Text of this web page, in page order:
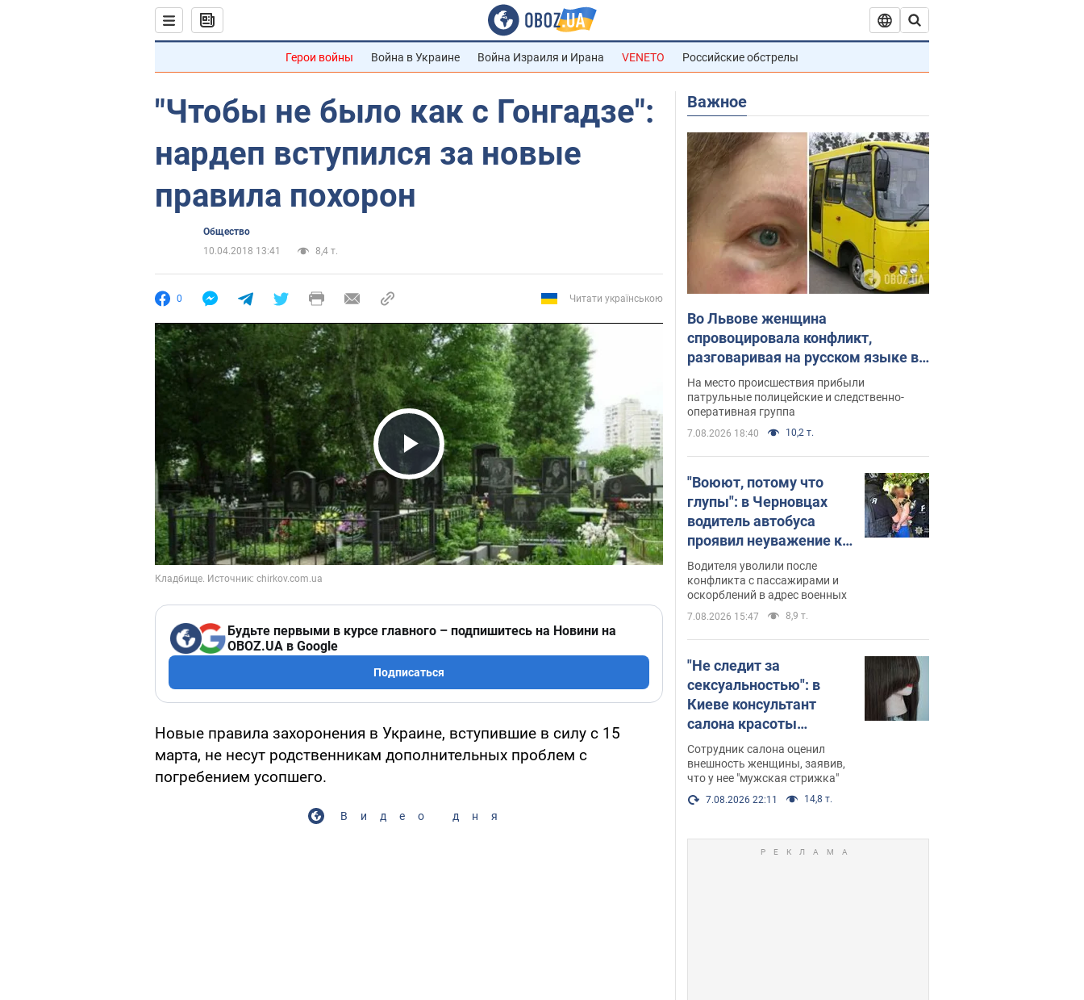
Герои войны Война в Украине Война Израиля и Ирана VENETO Российские обстрелы
"Чтобы не было как с Гонгадзе":
нардеп вступился за новые
правила похорон
Общество
10.04.2018 13:41
8,4 т.
0 Читати українською
Play Video
Будьте первыми в курсе главного – подпишитесь на Новини на
OBOZ.UA в Google
Подписаться
Новые правила захоронения в Украине, вступившие в силу с 15
марта, не несут родственникам дополнительных проблем с
погребением усопшего.
Видео дня
Важное
Во Львове женщина
спровоцировала конфликт,
разговаривая на русском языке в
маршрутке: полиция составила
административный протокол.
Видео
На место происшествия прибыли
патрульные полицейские и следственно-
оперативная группа
7.08.2026 18:40 10,2 т.
"Воюют, потому что
глупы": в Черновцах
водитель автобуса
проявил неуважение к
украинским военным и
поплатился за это.
Видео
Водителя уволили после
конфликта с пассажирами и
оскорблений в адрес военных
7.08.2026 15:47 8,9 т.
"Не следит за
сексуальностью": в
Киеве консультант
салона красоты
оскорбил женщину
после химиотерапии,
разгорелся скандал.
Фото
Сотрудник салона оценил
внешность женщины, заявив,
что у нее "мужская стрижка"
7.08.2026 22:11 14,8 т.